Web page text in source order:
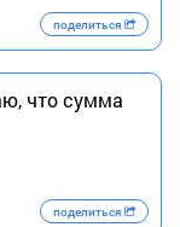
поделиться
что сумма
поделиться